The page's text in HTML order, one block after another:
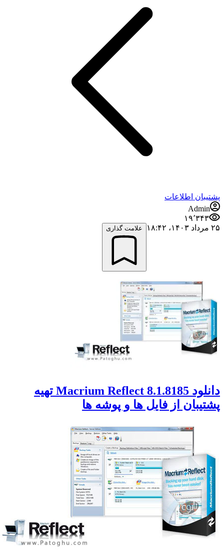
اطلاعات
Admin
۱۹٬۳۴۳
۱۴۰۳،‏ ۱۸:۴۲
علامت گذاری
دانلود Macrium Reflect 8.1.8185 تهیه
از فایل ها و پوشه ها